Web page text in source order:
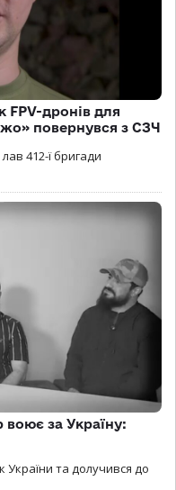
FPV-дронів для
повернувся з СЗЧ
412-ї бригади
воює за Україну:
та долучився до